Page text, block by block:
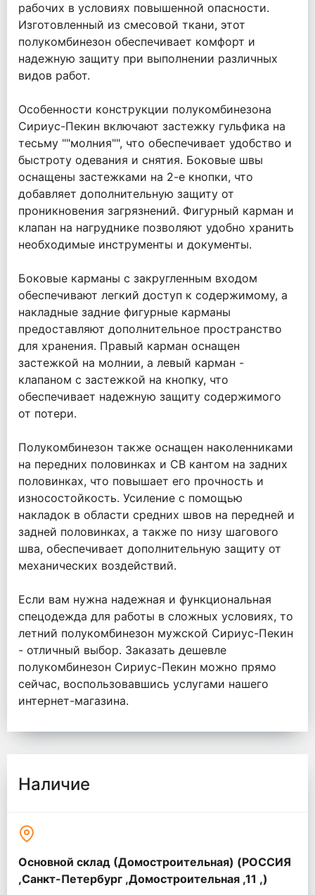
рабочих в условиях повышенной опасности.
Изготовленный из смесовой ткани, этот
полукомбинезон обеспечивает комфорт и
надежную защиту при выполнении различных
видов работ.
Особенности конструкции полукомбинезона
Сириус-Пекин включают застежку гульфика на
тесьму ""молния"", что обеспечивает удобство и
быстроту одевания и снятия. Боковые швы
оснащены застежками на 2-е кнопки, что
добавляет дополнительную защиту от
проникновения загрязнений. Фигурный карман и
клапан на нагруднике позволяют удобно хранить
необходимые инструменты и документы.
Боковые карманы с закругленным входом
обеспечивают легкий доступ к содержимому, а
накладные задние фигурные карманы
предоставляют дополнительное пространство
для хранения. Правый карман оснащен
застежкой на молнии, а левый карман -
клапаном с застежкой на кнопку, что
обеспечивает надежную защиту содержимого
от потери.
Полукомбинезон также оснащен наколенниками
на передних половинках и СВ кантом на задних
половинках, что повышает его прочность и
износостойкость. Усиление с помощью
накладок в области средних швов на передней и
задней половинках, а также по низу шагового
шва, обеспечивает дополнительную защиту от
механических воздействий.
Если вам нужна надежная и функциональная
спецодежда для работы в сложных условиях, то
летний полукомбинезон мужской Сириус-Пекин
- отличный выбор. Заказать дешевле
полукомбинезон Сириус-Пекин можно прямо
сейчас, воспользовавшись услугами нашего
интернет-магазина.
Наличие
Основной склад (Домостроительная) (РОССИЯ
,Санкт-Петербург ,Домостроительная ,11 ,)